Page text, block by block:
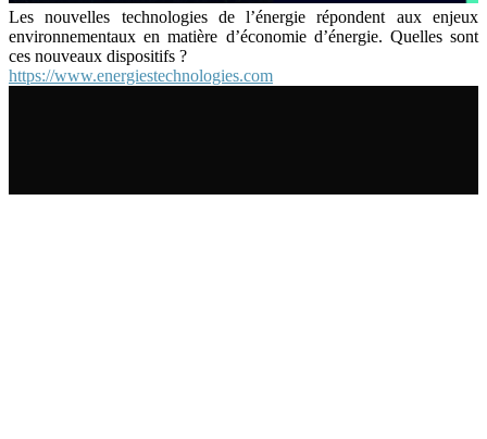
Les nouvelles technologies de l’énergie répondent aux enjeux
environnementaux en matière d’économie d’énergie. Quelles sont
ces nouveaux dispositifs ?
https://www.energiestechnologies.com